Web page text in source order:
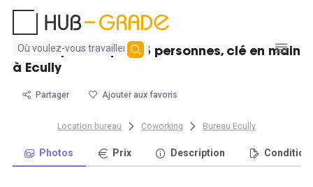
Aucun
résultat
Bureau privatif pour 5 personnes, clé en main
à Ecully
Partager Ajouter aux favoris
Location bureau Coworking Bureau Ecully
Photos Prix Description